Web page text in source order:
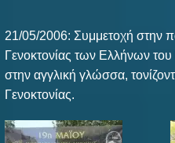
21/05/2006: Συμμετοχή στην
Γενοκτονίας των Ελλήνων
στην αγγλική γλώσσα,
Γενοκτονίας.